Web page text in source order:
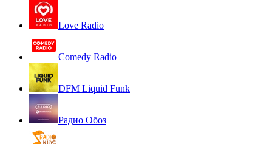
Love Radio
Comedy Radio
DFM Liquid Funk
Радио Обоз